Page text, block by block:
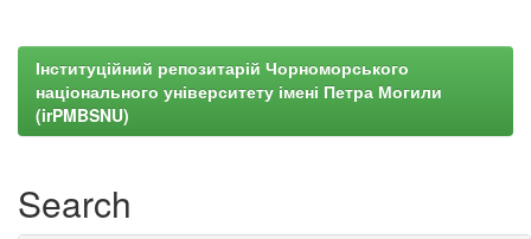
Інституційний репозитарій Чорноморського
національного університету імені Петра Могили
(irPMBSNU)
Search